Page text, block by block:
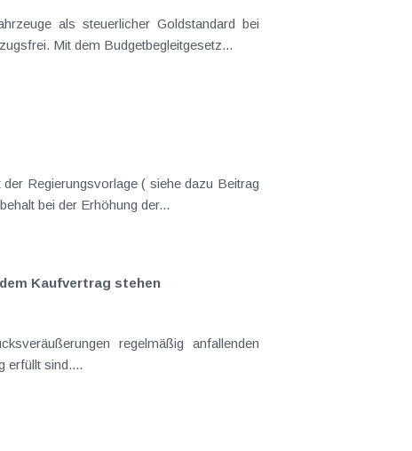
Mit dem Budgetbegleitgesetz...
Regierungsvorlage ( siehe dazu Beitrag
gekommen. Kein Progressionsvorbehalt bei der Erhöhung der...
Kaufvertrag stehen
erfüllt sind....